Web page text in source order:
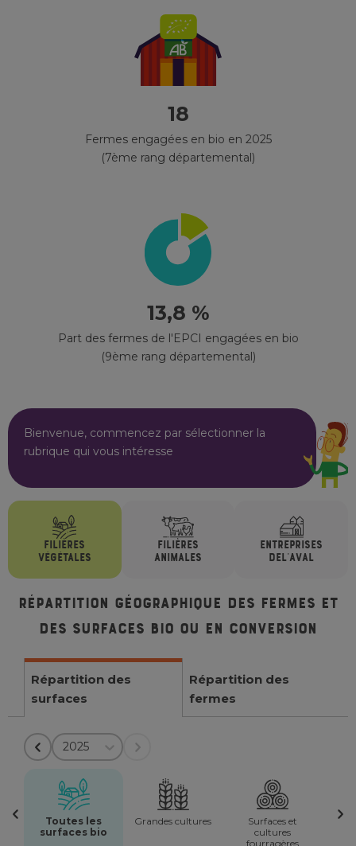
18
Fermes engagées en bio en 2025
(7ème rang départemental)
13,8 %
Part des fermes de l'EPCI engagées en bio
(9ème rang départemental)
Bienvenue, commencez par sélectionner la
rubrique qui vous intéresse
FILIÈRES
VÉGÉTALES
FILIÈRES
ANIMALES
ENTREPRISES
DEL'AVAL
Répartition géographique des fermes et
des surfaces bio ou en conversion
Répartition des
surfaces
Répartition des
fermes
2025
Toutes les
surfaces bio
Grandes cultures
Surfaces et
cultures
fourragères